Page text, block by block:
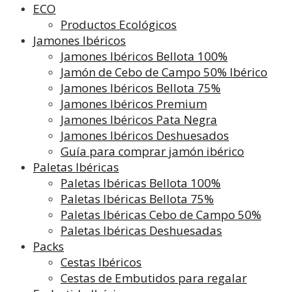
ECO
Productos Ecológicos
Jamones Ibéricos
Jamones Ibéricos Bellota 100%
Jamón de Cebo de Campo 50% Ibérico
Jamones Ibéricos Bellota 75%
Jamones Ibéricos Premium
Jamones Ibéricos Pata Negra
Jamones Ibéricos Deshuesados
Guía para comprar jamón ibérico
Paletas Ibéricas
Paletas Ibéricas Bellota 100%
Paletas Ibéricas Bellota 75%
Paletas Ibéricas Cebo de Campo 50%
Paletas Ibéricas Deshuesadas
Packs
Cestas Ibéricos
Cestas de Embutidos para regalar